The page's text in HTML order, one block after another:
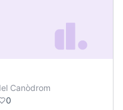
Canòdrom
0